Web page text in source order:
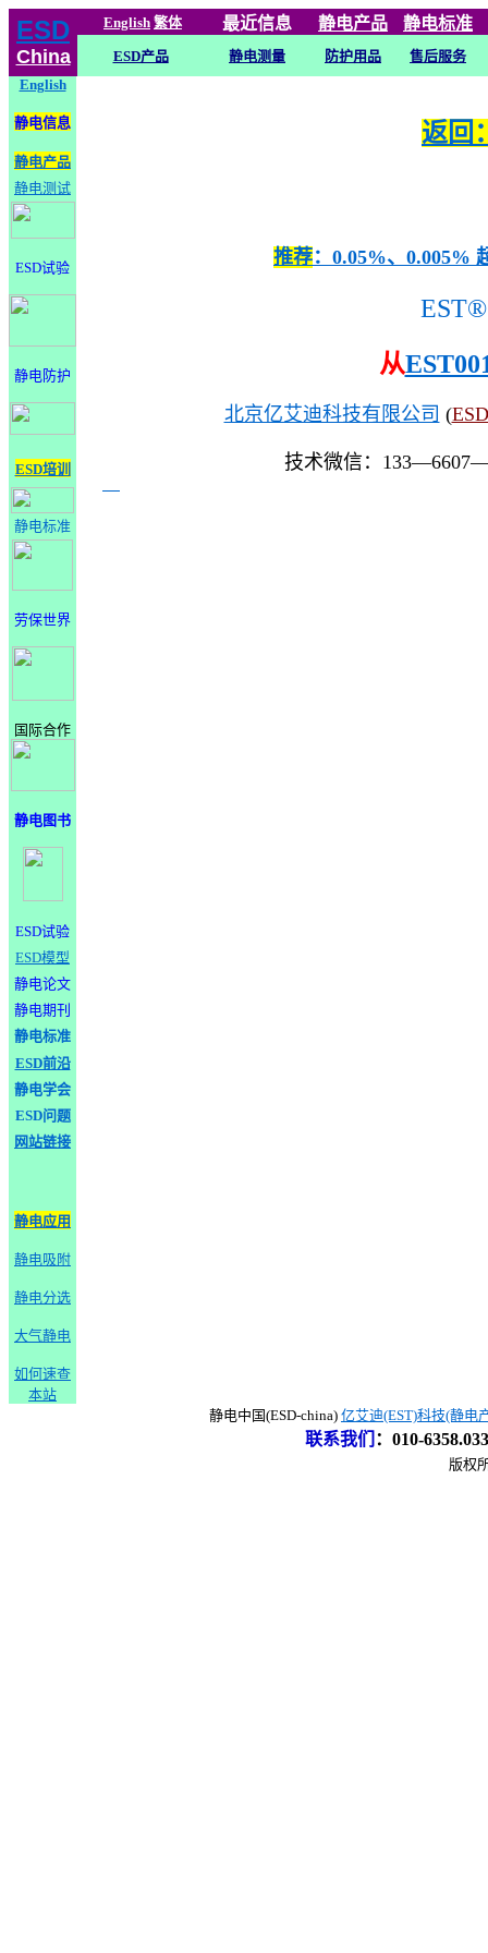
ESD
China
English 繁体 最近信息 静电产品 静电标准
ESD产品 静电测量 防护用品
售后服务
English
静电信息
静电产品
静电测试
ESD试验
静电防护
ESD培训
静电标准
劳保世界
国际合作
静电图书
ESD试验
ESD模型
静电论文
静电期刊
静电标准
ESD前沿
静电学会
ESD问题
网站链接
静电应用
静电吸附
静电分选
大气静电
如何速查
本站
返回
推荐：0.05%、0.005%
EST®
从
北京亿艾迪科技有限公司 (
技术微信：
静电中国(ESD-china) 亿艾迪(EST)科技(静电
联系我们 ： 010-
版权